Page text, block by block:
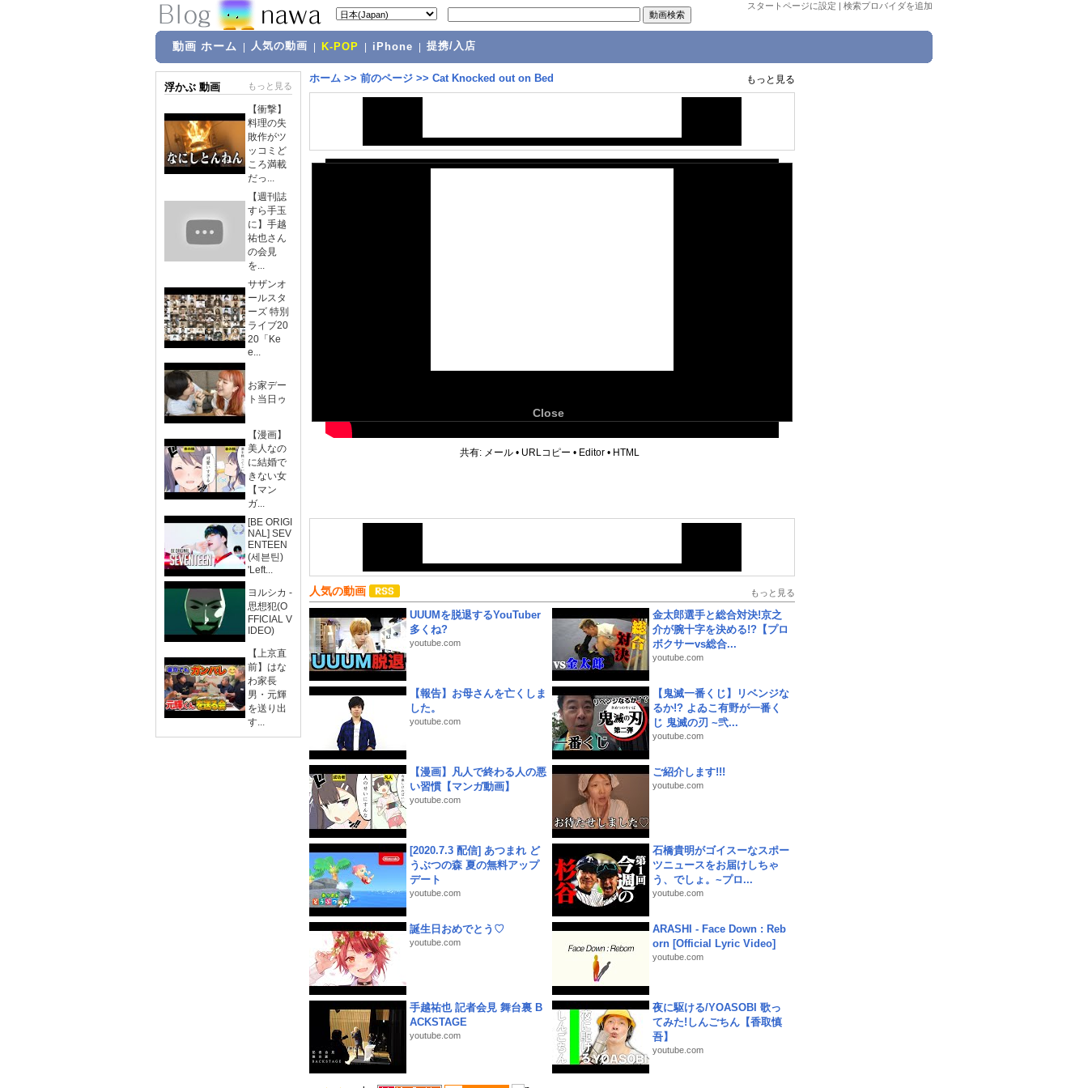
スタートページに設定 | 検索プロバイダを追加
動画 ホーム 人気の動画 K-POP iPhone 提携/入店
浮かぶ 動画 もっと見る
【衝撃】
料理の失
敗作がツ
ッコミど
ころ満載
だっ...
【週刊誌
すら手玉
に】手越
祐也さん
の会見
を...
サザンオ
ールスタ
ーズ 特別
ライブ20
20「Ke
e...
お家デー
ト当日ゥ
【漫画】
美人なの
に結婚で
きない女
【マン
ガ...
[BE ORIGI
NAL] SEV
ENTEEN
(세븐틴)
'Left...
ヨルシカ -
思想犯(O
FFICIAL V
IDEO)
【上京直
前】はな
わ家長
男・元輝
を送り出
す...
ホーム >> 前のページ >> Cat Knocked out on Bed もっと見る
Close
共有: メール • URLコピー • Editor • HTML
人気の動画 もっと見る
UUUMを脱退するYouTuber
多くね?
youtube.com
金太郎選手と総合対決!京之
介が腕十字を決める!?【プロ
ボクサーvs総合...
youtube.com
【報告】お母さんを亡くしま
した。
youtube.com
【鬼滅一番くじ】リベンジな
るか!? よゐこ有野が一番く
じ 鬼滅の刃 ~弐...
youtube.com
【漫画】凡人で終わる人の悪
い習慣【マンガ動画】
youtube.com
ご紹介します!!!
youtube.com
[2020.7.3 配信] あつまれ ど
うぶつの森 夏の無料アップ
デート
youtube.com
石橋貴明がゴイスーなスポー
ツニュースをお届けしちゃ
う、でしょ。~プロ...
youtube.com
誕生日おめでとう♡
youtube.com
ARASHI - Face Down : Reb
orn [Official Lyric Video]
youtube.com
手越祐也 記者会見 舞台裏 B
ACKSTAGE
youtube.com
夜に駆ける/YOASOBI 歌っ
てみた!しんごちん【香取慎
吾】
youtube.com